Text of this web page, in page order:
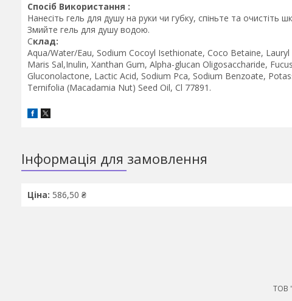
Спосіб Використання :
Нанесіть гель для душу на руки чи губку, спіньте та очистіть
Змийте гель для душу водою.
Склад:
Aqua/Water/Eau, Sodium Cocoyl Isethionate, Coco Betaine,
Maris Sal,Inulin, Xanthan Gum, Alpha-glucan Oligosaccharide,
Gluconolactone, Lactic Acid, Sodium Pca, Sodium Benzoate,
Ternifolia (Macadamia Nut) Seed Oil, Cl 77891.
Інформація для замовлення
Ціна: 586,50 ₴